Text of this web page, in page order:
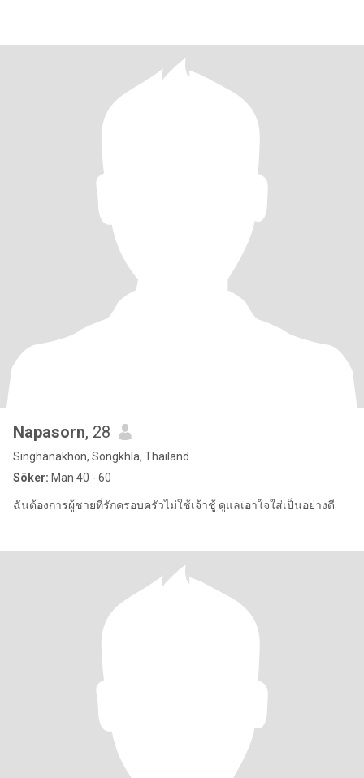
Napasorn, 28
Singhanakhon, Songkhla, Thailand
Söker: Man 40 - 60
ฉันต้องการผู้ชายที่รักครอบครัวไม่ใช้เจ้าชู้ ดูแลเอาใจใส่เป็นอย่างดี